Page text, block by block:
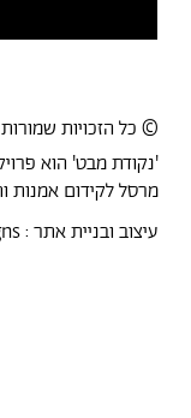
© כל הזכויות שמורות
'נקודת מבט' הוא
מרסל לקידום אמנות
עיצוב ובניית אתר :